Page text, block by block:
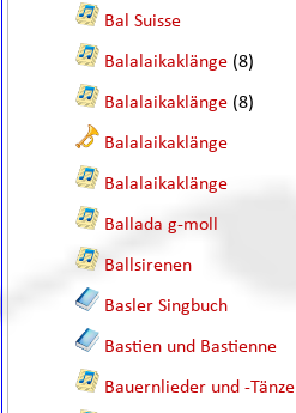
Bal Suisse
Balalaikaklänge (8)
Balalaikaklänge (8)
Balalaikaklänge
Balalaikaklänge
Ballada g-moll
Ballsirenen
Basler Singbuch
Bastien und Bastienne
Bauernlieder und -Tänze